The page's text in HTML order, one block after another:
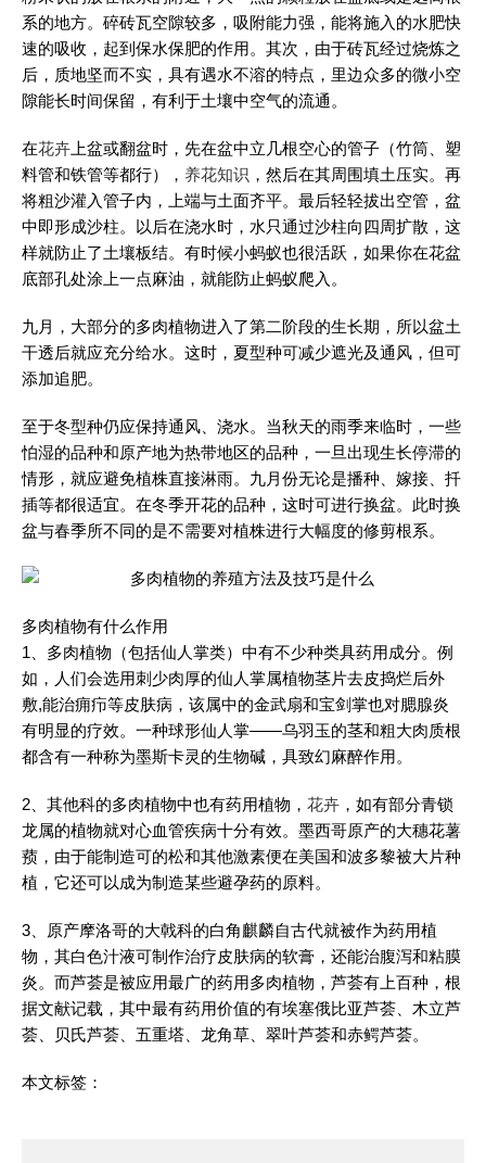
系的地方。碎砖瓦空隙较多，吸附能力强，能将施入的水肥快
速的吸收，起到保水保肥的作用。其次，由于砖瓦经过烧炼之
后，质地坚而不实，具有遇水不溶的特点，里边众多的微小空
隙能长时间保留，有利于土壤中空气的流通。
在花卉 上盆或翻盆时，先在盆中立几根空心的管子（竹筒、塑
料管和铁管等都行）， 养花知识 ，然后在其周围填土压实。再
将粗沙灌入管子内，上端与土面齐平。最后轻轻拔出空管，盆
中即形成沙柱。以后在浇水时，水只通过沙柱向四周扩散，这
样就防止了土壤板结。有时候小蚂蚁也很活跃，如果你在花盆
底部孔处涂上一点麻油，就能防止蚂蚁爬入。
九月，大部分的多肉植物进入了第二阶段的生长期，所以盆土
干透后就应充分给水。这时，夏型种可减少遮光及通风，但可
添加追肥。
至于冬型种仍应保持通风、浇水。当秋天的雨季来临时，一些
怕湿的品种和原产地为热带地区的品种，一旦出现生长停滞的
情形，就应避免植株直接淋雨。九月份无论是播种、嫁接、扦
插等都很适宜。在冬季开花的品种，这时可进行换盆。此时换
盆与春季所不同的是不需要对植株进行大幅度的修剪根系。
多肉植物有什么作用
1、多肉植物（包括仙人掌类）中有不少种类具药用成分。例
如，人们会选用刺少肉厚的仙人掌属植物茎片去皮捣烂后外
敷,能治痈疖等皮肤病，该属中的金武扇和宝剑掌也对腮腺炎
有明显的疗效。一种球形仙人掌——乌羽玉的茎和粗大肉质根
都含有一种称为墨斯卡灵的生物碱，具致幻麻醉作用。
2、其他科的多肉植物中也有药用植物， 花卉 ，如有部分青锁
龙属的植物就对心血管疾病十分有效。墨西哥原产的大穗花薯
蓣，由于能制造可的松和其他激素便在美国和波多黎被大片种
植，它还可以成为制造某些避孕药的原料。
3、原产摩洛哥的大戟科的白角麒麟自古代就被作为药用植
物，其白色汁液可制作治疗皮肤病的软膏，还能治腹泻和粘膜
炎。而芦荟是被应用最广的药用多肉植物，芦荟有上百种，根
据文献记载，其中最有药用价值的有埃塞俄比亚芦荟、木立芦
荟、贝氏芦荟、五重塔、龙角草、翠叶芦荟和赤鳄芦荟。
本文标签：